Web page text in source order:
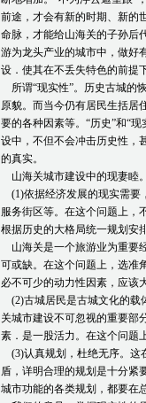
前途，才会有新的时期、新的
命脉，才能给山海关的子孙后
游为龙头产业的城市中，做好
设．使其在不丢失特色的前提
所谓“现实性”。历史古城的
原貌。而当今仍有居民生括居
要的各种因素等。“历史”和“
设中，不但不会冲击历史性，
的真实。
山海关城市建设中的现妻睦
(1)依据经济发展的现实需要
服务街区等。在这个问题上，
根据历史的大格局统一规划安排
山海关是一个旅游业为重要
可或缺。在这个问题上，选准
必不可少的动力性因素，应该
(2)古城居民是古城文化的载
关城市建设不可忽视的重要部
素．是一股活力。在这个问题
(3)认真规划，杜绝无序。这
盾，详明合理的规划是十分紧
城市功能的各类规划，都要在